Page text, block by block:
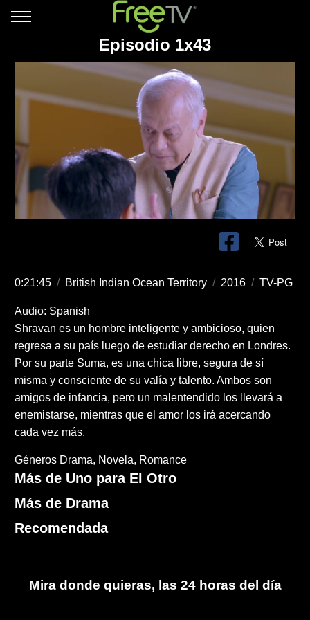
Episodio 1x43
0:21:45 / British Indian Ocean Territory / 2016 / TV-PG
Audio: Spanish
Shravan es un hombre inteligente y ambicioso, quien
regresa a su país luego de estudiar derecho en Londres.
Por su parte Suma, es una chica libre, segura de sí
misma y consciente de su valía y talento. Ambos son
amigos de infancia, pero un malentendido los llevará a
enemistarse, mientras que el amor los irá acercando
cada vez más.
Géneros Drama Novela Romance
Más de Uno para El Otro
Más de Drama
Recomendada
Mira donde quieras, las 24 horas del día